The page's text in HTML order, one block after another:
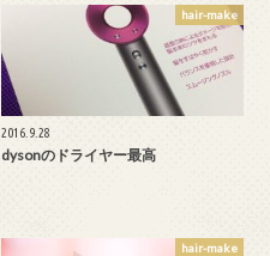
hair-make
2016.9.28
dysonのドライヤー最高
hair-make